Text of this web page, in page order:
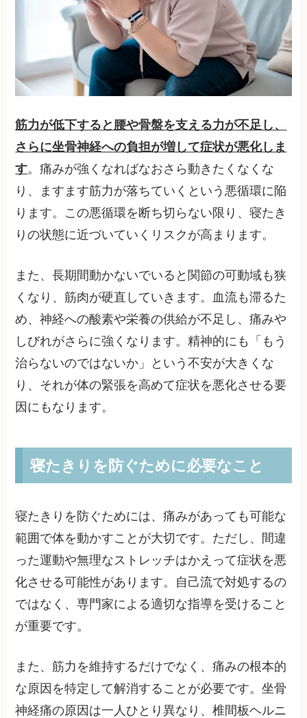
筋力が低下すると腰や骨盤を支える力が不足し、
さらに坐骨神経への負担が増して症状が悪化しま
す。痛みが強くなればなおさら動きたくなくな
り、ますます筋力が落ちていくという悪循環に陥
ります。この悪循環を断ち切らない限り、寝たき
りの状態に近づいていくリスクが高まります。
また、長期間動かないでいると関節の可動域も狭
くなり、筋肉が硬直していきます。血流も滞るた
め、神経への酸素や栄養の供給が不足し、痛みや
しびれがさらに強くなります。精神的にも「もう
治らないのではないか」という不安が大きくな
り、それが体の緊張を高めて症状を悪化させる要
因にもなります。
寝たきりを防ぐために必要なこと
寝たきりを防ぐためには、痛みがあっても可能な
範囲で体を動かすことが大切です。ただし、間違
った運動や無理なストレッチはかえって症状を悪
化させる可能性があります。自己流で対処するの
ではなく、専門家による適切な指導を受けること
が重要です。
また、筋力を維持するだけでなく、痛みの根本的
な原因を特定して解消することが必要です。坐骨
神経痛の原因は一人ひとり異なり、椎間板ヘルニ